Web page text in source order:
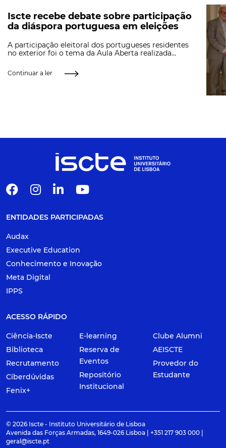
Iscte recebe debate sobre participação
da diáspora portuguesa em eleições
A participação eleitoral dos portugueses residentes
no exterior foi o tema da Aula Aberta realizada...
Continuar a ler
ENTIDADES PARTICIPADAS
Audax
Executive Education
Conhecimento e Inovação
Meta Digital
IPPS
ACESSO RÁPIDO
Ciência-Iscte
Biblioteca
Recrutamento
Ciberdúvidas
Fenix+
E-learning
Reserva de
Eventos
Repositório
Institucional
Clube Alumni
AEISCTE
Provedor do
Estudante
© 2026 Iscte - Instituto Universitário de Lisboa
Avenida das Forças Armadas, 1649-026 Lisboa | +351 217 903 000 |
geral@iscte.pt